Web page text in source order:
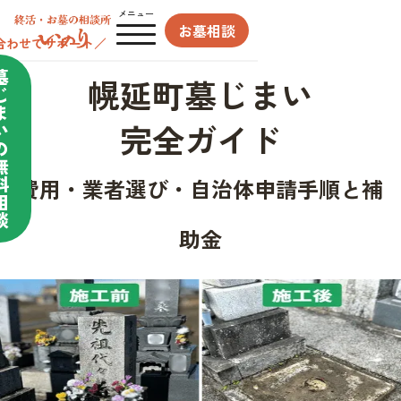
メニュー
お墓相談
わせてサポート／
幌延町墓じまい
完全ガイド
費用・業者選び・自治体申請手順と補
助金